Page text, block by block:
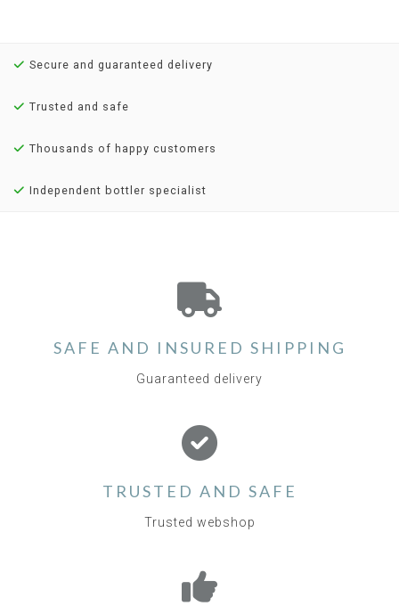
Secure and guaranteed delivery
Trusted and safe
Thousands of happy customers
Independent bottler specialist
SAFE AND INSURED SHIPPING
Guaranteed delivery
TRUSTED AND SAFE
Trusted webshop